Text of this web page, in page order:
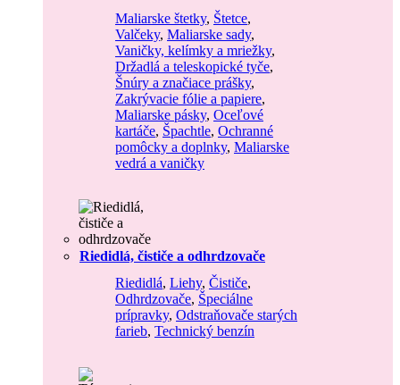
Maliarske štetky, Štetce,
Valčeky, Maliarske sady,
Vaničky, kelímky a mriežky,
Držadlá a teleskopické tyče,
Šnúry a značiace prášky,
Zakrývacie fólie a papiere,
Maliarske pásky, Oceľové
kartáče, Špachtle, Ochranné
pomôcky a doplnky, Maliarske
vedrá a vaničky
Riedidlá, čističe a odhrdzovače
Riedidlá, Liehy, Čističe,
Odhrdzovače, Špeciálne
prípravky, Odstraňovače starých
farieb, Technický benzín